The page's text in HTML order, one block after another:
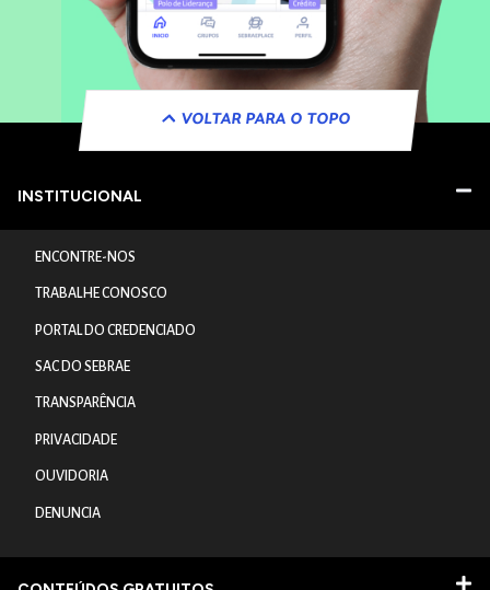
VOLTAR PARA O TOPO
INSTITUCIONAL
ENCONTRE-NOS
TRABALHE CONOSCO
PORTAL DO CREDENCIADO
SAC DO SEBRAE
TRANSPARÊNCIA
PRIVACIDADE
OUVIDORIA
DENUNCIA